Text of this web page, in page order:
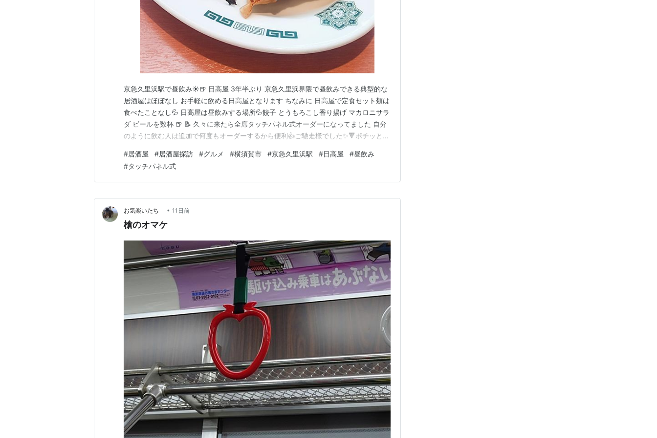
京急久里浜駅で昼飲み☀️🍺 日高屋 3年半ぶり 京急久里浜界隈で昼飲みできる典型的な
居酒屋はほぼなし お手軽に飲める日高屋となります ちなみに 日高屋で定食セット類は
食べたことなし💦 日高屋は昼飲みする場所💦餃子 とうもろこし香り揚げ マカロニサラ
ダ ビールを数杯 🍺 📝 久々に来たら全席タッチパネル式オーダーになってました 自分
のように飲む人は追加で何度もオーダーするから便利👍ご馳走様でした✨🔻ポチッとお
きましたランキング参加中はてなブログ【シニア部門】ランキング参加中神奈川県ラン
キング参加中居酒屋大好きな人（…
#居酒屋 #居酒屋探訪 #グルメ #横須賀市 #京急久里浜駅 #日高屋 #昼飲み
#タッチパネル式
お気楽いたち • 11日前
槍のオマケ